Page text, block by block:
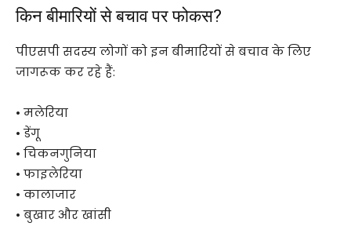
किन बीमारियों से बचाव पर फोकस?
पीएसपी सदस्य लोगों को इन बीमारियों से बचाव के लिए
जागरूक कर रहे हैं:
• मलेरिया
• डेंगू
• चिकनगुनिया
• फाइलेरिया
• कालाजार
• बुखार और खांसी